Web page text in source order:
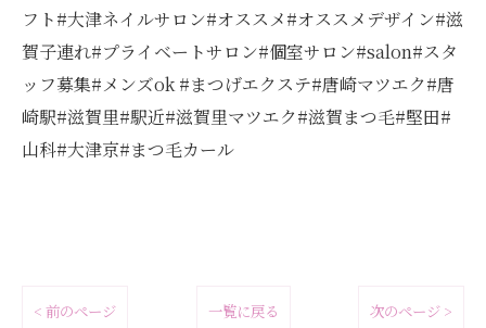
フト#大津ネイルサロン#オススメ#オススメデザイン#滋
賀子連れ#プライベートサロン#個室サロン#salon#スタ
ッフ募集#メンズok #まつげエクステ#唐崎マツエク#唐
崎駅#滋賀里#駅近#滋賀里マツエク#滋賀まつ毛#堅田#
山科#大津京#まつ毛カール
< 前のページ 一覧に戻る 次のページ >